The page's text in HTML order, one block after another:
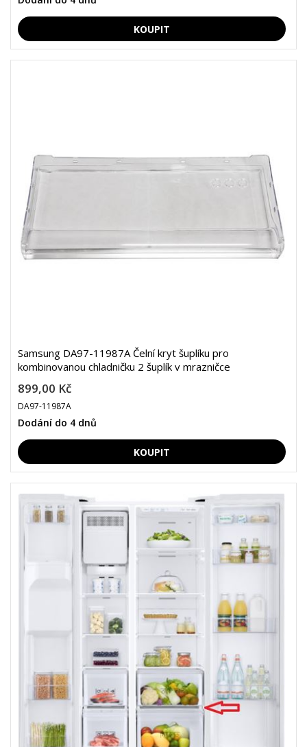
Samsung DA97-11987A Čelní kryt šuplíku pro
kombinovanou chladničku 2 šuplík v mrazničce
899,00 Kč
DA97-11987A
Dodání do 4 dnů